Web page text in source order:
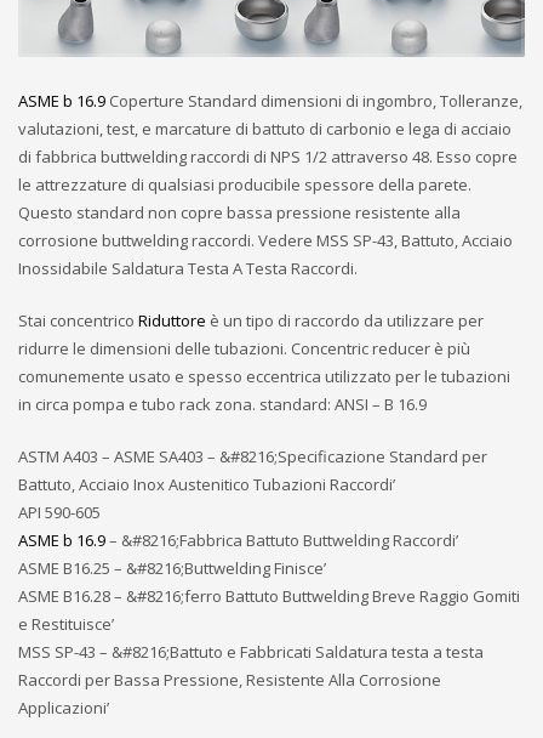
ASME b 16.9 Coperture Standard dimensioni di ingombro, Tolleranze,
valutazioni, test, e marcature di battuto di carbonio e lega di acciaio
di fabbrica buttwelding raccordi di NPS 1/2 attraverso 48. Esso copre
le attrezzature di qualsiasi producibile spessore della parete.
Questo standard non copre bassa pressione resistente alla
corrosione buttwelding raccordi. Vedere MSS SP-43, Battuto, Acciaio
Inossidabile Saldatura Testa A Testa Raccordi.
Stai concentrico Riduttore è un tipo di raccordo da utilizzare per
ridurre le dimensioni delle tubazioni. Concentric reducer è più
comunemente usato e spesso eccentrica utilizzato per le tubazioni
in circa pompa e tubo rack zona. standard: ANSI – B 16.9
ASTM A403 – ASME SA403 – &#8216;Specificazione Standard per
Battuto, Acciaio Inox Austenitico Tubazioni Raccordi’
API 590-605
ASME b 16.9– &#8216;Fabbrica Battuto Buttwelding Raccordi’
ASME B16.25 – &#8216;Buttwelding Finisce’
ASME B16.28 – &#8216;ferro Battuto Buttwelding Breve Raggio Gomiti
e Restituisce’
MSS SP-43 – &#8216;Battuto e Fabbricati Saldatura testa a testa
Raccordi per Bassa Pressione, Resistente Alla Corrosione
Applicazioni’